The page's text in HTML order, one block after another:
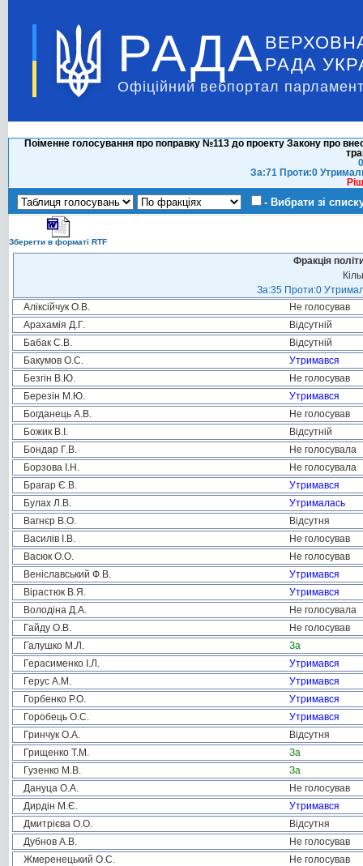
РАДА РАДА
Офіційний вебпортал
Поіменне голосування про поправку №113 до проекту Закону про
За:71 Проти:0
- Вибрати зі
Зберегти в форматі RTF
Фракція
За:35 Проти:0
Аліксійчук О.В.
Не голосував
Арахамія Д.Г.
Відсутній
Бабак С.В.
Відсутній
Бакумов О.С.
Утримався
Безгін В.Ю.
Не голосував
Березін М.Ю.
Утримався
Богданець А.В.
Не голосував
Божик В.І.
Відсутній
Бондар Г.В.
Не голосувала
Борзова І.Н.
Не голосувала
Брагар Є.В.
Утримався
Булах Л.В.
Утрималась
Вагнєр В.О.
Відсутня
Василів І.В.
Не голосував
Васюк О.О.
Не голосував
Веніславський Ф.В.
Утримався
Вірастюк В.Я.
Утримався
Володіна Д.А.
Не голосувала
Гайду О.В.
Не голосував
Галушко М.Л.
За
Герасименко І.Л.
Утримався
Герус А.М.
Утримався
Горбенко Р.О.
Утримався
Горобець О.С.
Утримався
Гринчук О.А.
Відсутня
Грищенко Т.М.
За
Гузенко М.В.
За
Дануца О.А.
Не голосував
Дирдін М.Є.
Утримався
Дмитрієва О.О.
Відсутня
Дубнов А.В.
Не голосував
Жмеренецький О.С.
Не голосував